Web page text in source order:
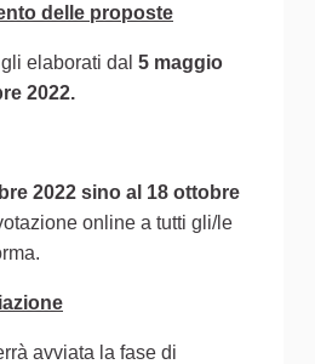
delle proposte
elaborati dal 5 maggio
2022.
2022 sino al 18 ottobre
online a tutti gli/le
avviata la fase di